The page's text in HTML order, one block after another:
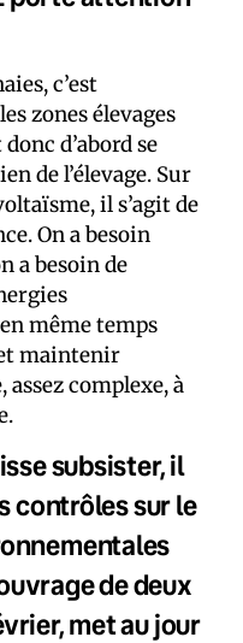
c’est
zones élevages
d’abord se
de l’élevage. Sur
il s’agit de
On a besoin
a besoin de
même temps
maintenir
assez complexe, à
subsister, il
contrôles sur le
de deux
met au jour